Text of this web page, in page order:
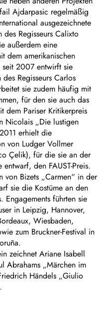
Ajdarpasic regelmäßig
ausgezeichnete
Regisseurs Calixto
außerdem eine
dem amerikanischen
seit 2007 entwirft sie
Regisseurs Carlos
sie zudem häufig mit
für den sie auch das
dem Pariser Kritikerpreis
Nicolais „Die lustigen
erhielt die
von Ludger Vollmer
Çelik), für die sie an der
den FAUST-Preis.
von Bizets „Carmen“ in der
sie die Kostüme an den
Engagements führten sie
in Leipzig, Hannover,
Wiesbaden,
zum Bruckner-Festival in
zeichnet Ariane Isabell
Abrahams „Märchen im
Händels „Giulio